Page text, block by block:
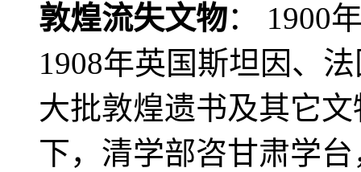
敦煌流失文物： 1900
1908年英国斯坦因、
大批敦煌遗书及其它
下，清学部咨甘肃学